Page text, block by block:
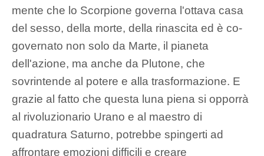
mente che lo Scorpione governa l'ottava casa
del sesso, della morte, della rinascita ed è co-
governato non solo da Marte, il pianeta
dell'azione, ma anche da Plutone, che
sovrintende al potere e alla trasformazione. E
grazie al fatto che questa luna piena si opporrà
al rivoluzionario Urano e al maestro di
quadratura Saturno, potrebbe spingerti ad
affrontare emozioni difficili e creare